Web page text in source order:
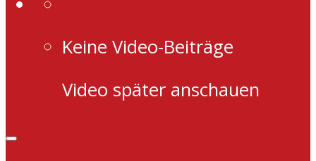
Keine Video-Beiträge
Video später anschauen